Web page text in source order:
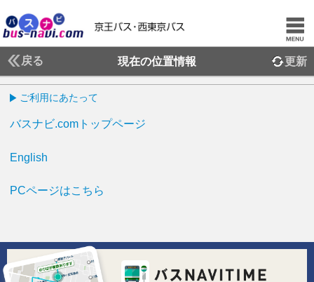
戻る 現在の位置情報 更新
ご利用にあたって
バスナビ.comトップページ
English
PCページはこちら